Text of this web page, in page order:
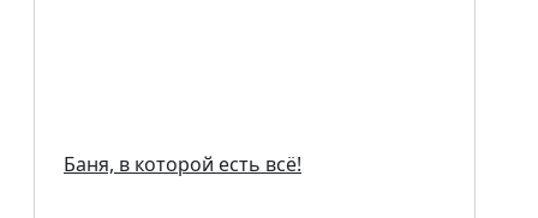
Баня, в которой есть всё!